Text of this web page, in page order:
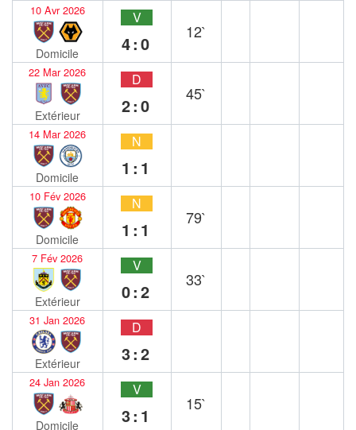
10 Avr 2026
Domicile
V
4:0
12`
22 Mar 2026
Extérieur
D
2:0
45`
14 Mar 2026
Domicile
N
1:1
10 Fév 2026
Domicile
N
1:1
79`
7 Fév 2026
Extérieur
V
0:2
33`
31 Jan 2026
Extérieur
D
3:2
24 Jan 2026
Domicile
V
3:1
15`